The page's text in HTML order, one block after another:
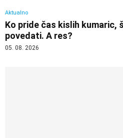
Aktualno
Ko pride čas kislih kumaric,
povedati. A res?
05. 08. 2026